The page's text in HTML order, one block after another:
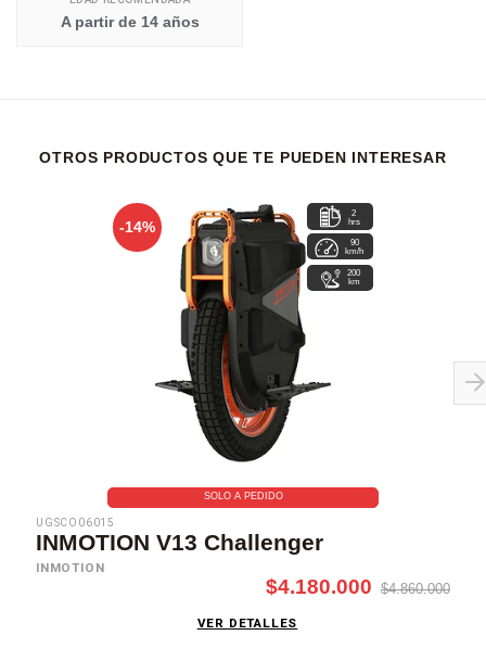
A partir de 14 años
OTROS PRODUCTOS QUE TE PUEDEN INTERESAR
-14%
2
hrs
90
km/h
200
km
SOLO A PEDIDO
UGSCO06015
INMOTION V13 Challenger
INMOTION
$4.180.000 $4.860.000
VER DETALLES